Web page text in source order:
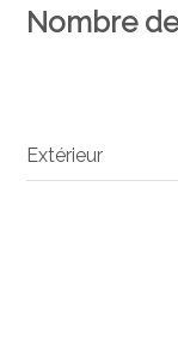
Nombre
Extérieur